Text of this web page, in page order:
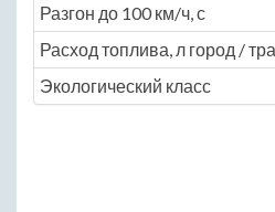
Разгон до 100 км/ч, с
Расход топлива, л город /
Экологический класс